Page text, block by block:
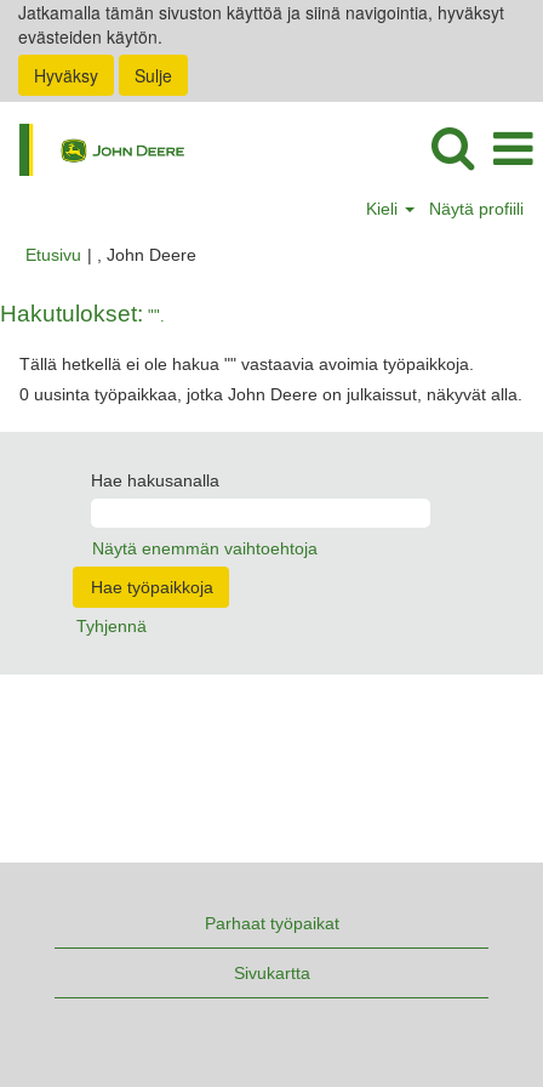
Jatkamalla tämän sivuston käyttöä ja siinä navigointia, hyväksyt
evästeiden käytön.
Hyväksy
Sulje
Kieli Näytä profiili
Etusivu | , John Deere(nykyinen
Hakutulokset: "".
Tällä hetkellä ei ole hakua "" vastaavia avoimia työpaikkoja.
0 uusinta työpaikkaa, jotka John Deere on julkaissut, näkyvät alla.
Hae hakusanalla
Näytä enemmän vaihtoehtoja
Tyhjennä
Parhaat työpaikat
Sivukartta